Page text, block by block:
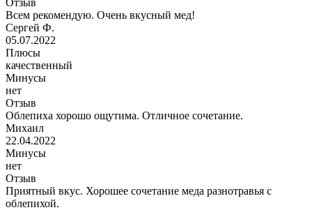
Всем рекомендую. Очень вкусный мед!
Сергей Ф.
05.07.2022
Плюсы
качественный
Минусы
нет
Отзыв
Облепиха хорошо ощутима. Отличное сочетание.
Михаил
22.04.2022
Минусы
нет
Отзыв
Приятный вкус. Хорошее сочетание меда разнотравья с
облепихой.